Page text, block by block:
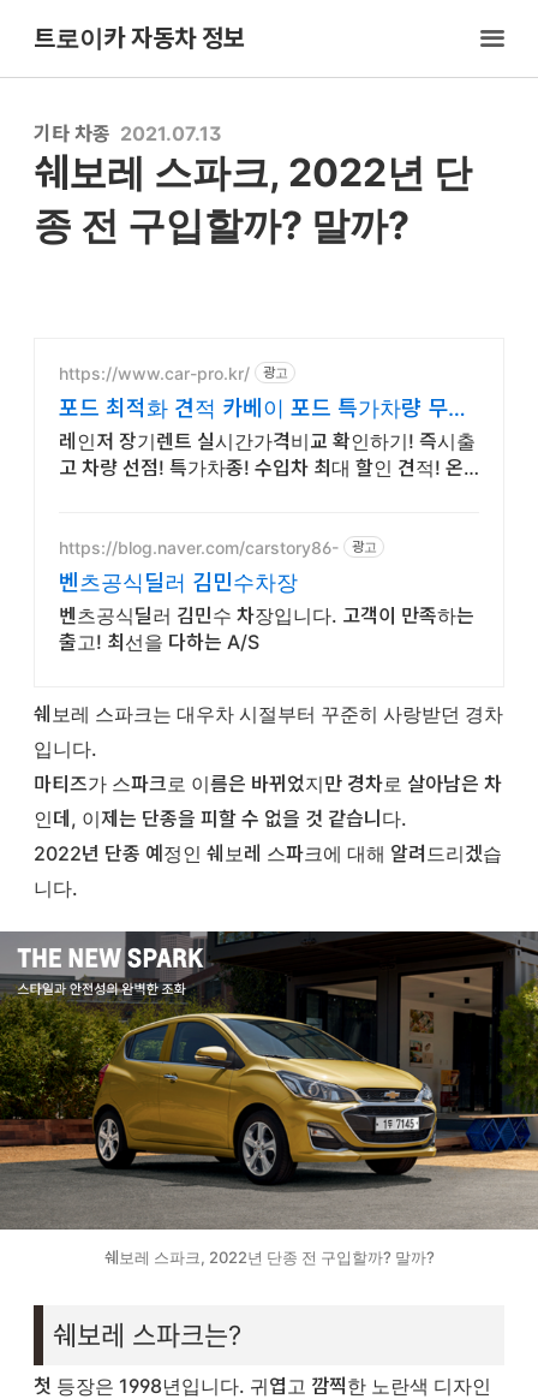
트로이카 자동차 정보
쉐보레 스파크, 2022년 단
종 전 구입할까? 말까?
기타 차종 2021.07.13
https://www.car-pro.kr/ 광고
포드 최적화 견적 카베이 포드 특가차량 무료
견적
레인저 장기렌트 실시간가격비교 확인하기! 즉시출
고 차량 선점! 특가차종! 수입차 최대 할인 견적! 온라
https://blog.naver.com/carstory86- 광고
벤츠공식딜러 김민수차장
벤츠공식딜러 김민수 차장입니다. 고객이 만족하는
출고! 최선을 다하는 A/S
쉐보레 스파크는 대우차 시절부터 꾸준히 사랑받던 경차
입니다.
마티즈가 스파크로 이름은 바뀌었지만 경차로 살아남은 차
인데, 이제는 단종을 피할 수 없을 것 같습니다.
2022년 단종 예정인 쉐보레 스파크에 대해 알려드리겠습
니다.
쉐보레 스파크, 2022년 단종 전 구입할까? 말까?
쉐보레 스파크는?
첫 등장은 1998년입니다. 귀엽고 깜찍한 노란색 디자인